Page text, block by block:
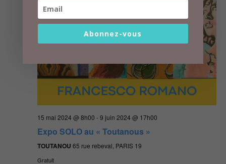
15 mai 2024 @ 8h00 -9 juin 2024 @ 17h00
Expo SOLO au « Toutanous »
TOUTANOU 65 rue rebeval, PARIS 19
Gratuit
Abonnez-vous